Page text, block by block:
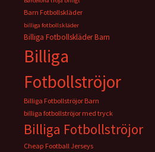
Barn Fotbollskläder
billiga fotbollskläder
Billiga Fotbollskläder Barn
Billiga
Fotbollströjor
Billiga Fotbollströjor Barn
billiga fotbollströjor med tryck
Billiga Fotbollströjor
Cheap Football Jerseys